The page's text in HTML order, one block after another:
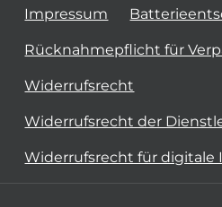
Impressum
Rücknahmepflicht für
Widerrufsrecht
Widerrufsrecht der
Widerrufsrecht für digitale